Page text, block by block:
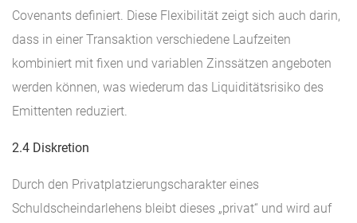
Covenants definiert. Diese Flexibilität zeigt sich auch darin,
dass in einer Transaktion verschiedene Laufzeiten
kombiniert mit fixen und variablen Zinssätzen angeboten
werden können, was wiederum das Liquiditätsrisiko des
Emittenten reduziert.
2.4 Diskretion
Durch den Privatplatzierungscharakter eines
Schuldscheindarlehens bleibt dieses „privat“ und wird auf